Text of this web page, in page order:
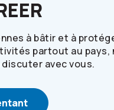
à bâtir et à
partout au pays,
avec vous.